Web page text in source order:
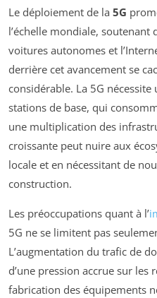
Le déploiement de la 5G
l’échelle mondiale,
voitures autonomes et
derrière cet avancement se
considérable. La 5G
stations de base, qui
une multiplication des
croissante peut nuire aux
locale et en nécessitant de
construction.
Les préoccupations quant à l’
5G ne se limitent pas
L’augmentation du trafic de
d’une pression accrue sur les
fabrication des équipements